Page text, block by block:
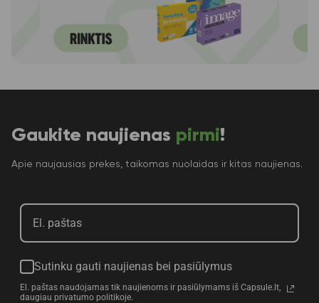
Gaukite naujienas pirmi!
Apie naujausias prekes, taikomas nuolaidas ir kitas naujienas.
Sutinku gauti naujienas bei pasiūlymus
El. paštas naudojamas tik naujienoms ir pasiūlymams iš Capsule.lt,
daugiau privatumo politikoje.